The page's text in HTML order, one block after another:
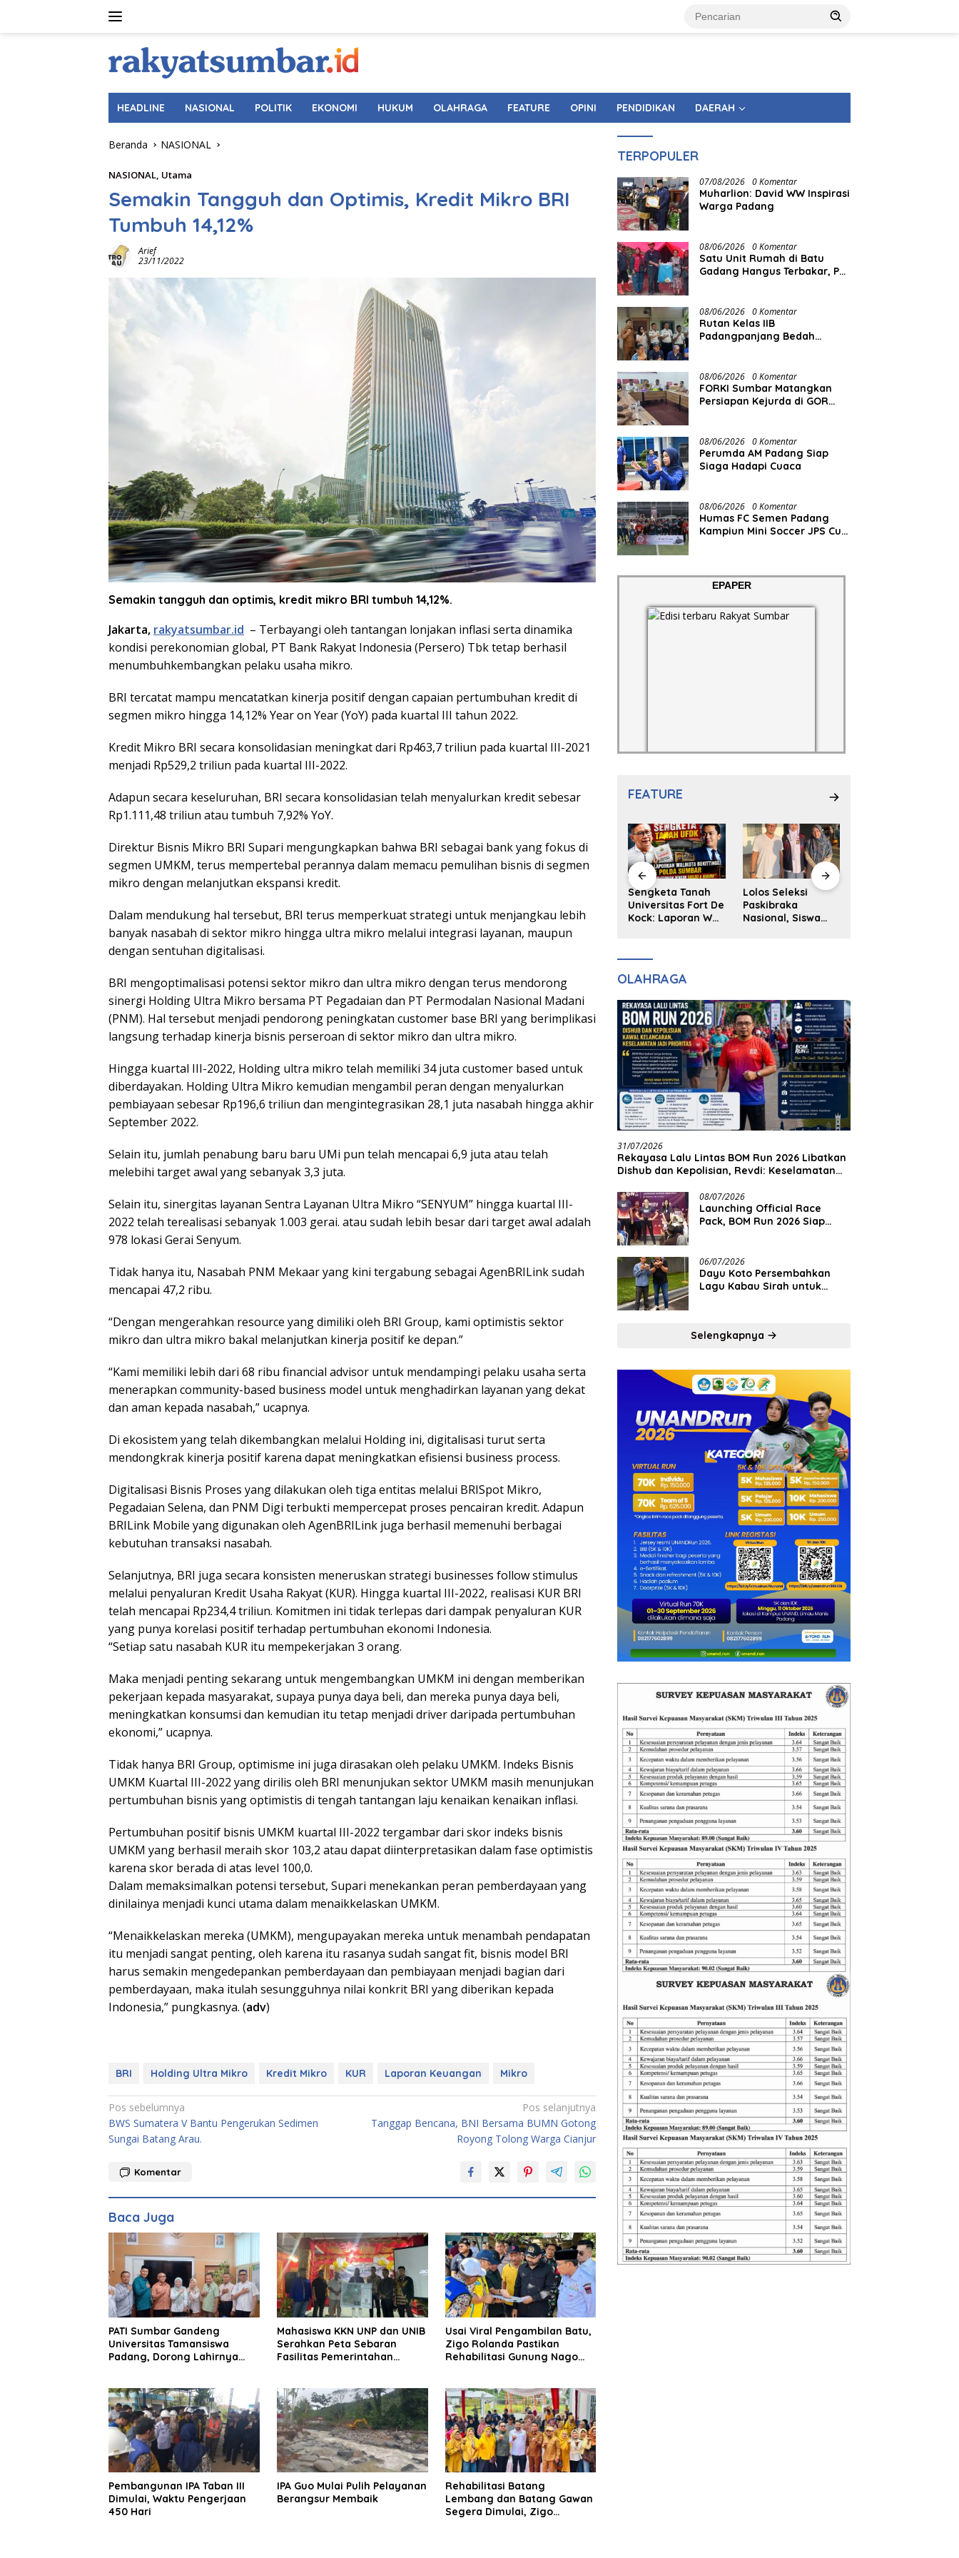
HEADLINE NASIONAL POLITIK EKONOMI HUKUM OLAHRAGA FEATURE OPINI PENDIDIKAN DAERAH
Beranda NASIONAL
NASIONAL, Utama
Semakin Tangguh dan Optimis, Kredit Mikro BRI
Tumbuh 14,12%
Arief
23/11/2022
Semakin tangguh dan optimis, kredit mikro BRI tumbuh 14,12%.
Jakarta, rakyatsumbar.id – Terbayangi oleh tantangan lonjakan inflasi serta dinamika
kondisi perekonomian global, PT Bank Rakyat Indonesia (Persero) Tbk tetap berhasil
menumbuhkembangkan pelaku usaha mikro.
BRI tercatat mampu mencatatkan kinerja positif dengan capaian pertumbuhan kredit di
segmen mikro hingga 14,12% Year on Year (YoY) pada kuartal III tahun 2022.
Kredit Mikro BRI secara konsolidasian meningkat dari Rp463,7 triliun pada kuartal III-2021
menjadi Rp529,2 triliun pada kuartal III-2022.
Adapun secara keseluruhan, BRI secara konsolidasian telah menyalurkan kredit sebesar
Rp1.111,48 triliun atau tumbuh 7,92% YoY.
Direktur Bisnis Mikro BRI Supari mengungkapkan bahwa BRI sebagai bank yang fokus di
segmen UMKM, terus mempertebal perannya dalam memacu pemulihan bisnis di segmen
mikro dengan melanjutkan ekspansi kredit.
Dalam mendukung hal tersebut, BRI terus memperkuat strategi untuk menjangkau lebih
banyak nasabah di sektor mikro hingga ultra mikro melalui integrasi layanan, maupun
dengan sentuhan digitalisasi.
BRI mengoptimalisasi potensi sektor mikro dan ultra mikro dengan terus mendorong
sinergi Holding Ultra Mikro bersama PT Pegadaian dan PT Permodalan Nasional Madani
(PNM). Hal tersebut menjadi pendorong peningkatan customer base BRI yang berimplikasi
langsung terhadap kinerja bisnis perseroan di sektor mikro dan ultra mikro.
Hingga kuartal III-2022, Holding ultra mikro telah memiliki 34 juta customer based untuk
diberdayakan. Holding Ultra Mikro kemudian mengambil peran dengan menyalurkan
pembiayaan sebesar Rp196,6 triliun dan mengintegrasikan 28,1 juta nasabah hingga akhir
September 2022.
Selain itu, jumlah penabung baru baru UMi pun telah mencapai 6,9 juta atau telah
melebihi target awal yang sebanyak 3,3 juta.
Selain itu, sinergitas layanan Sentra Layanan Ultra Mikro “SENYUM” hingga kuartal III-
2022 telah terealisasi sebanyak 1.003 gerai. atau sudah lebih besar dari target awal adalah
978 lokasi Gerai Senyum.
Tidak hanya itu, Nasabah PNM Mekaar yang kini tergabung sebagai AgenBRILink sudah
mencapai 47,2 ribu.
“Dengan mengerahkan resource yang dimiliki oleh BRI Group, kami optimistis sektor
mikro dan ultra mikro bakal melanjutkan kinerja positif ke depan.”
“Kami memiliki lebih dari 68 ribu financial advisor untuk mendampingi pelaku usaha serta
menerapkan community-based business model untuk menghadirkan layanan yang dekat
dan aman kepada nasabah,” ucapnya.
Di ekosistem yang telah dikembangkan melalui Holding ini, digitalisasi turut serta
mendongkrak kinerja positif karena dapat meningkatkan efisiensi business process.
Digitalisasi Bisnis Proses yang dilakukan oleh tiga entitas melalui BRISpot Mikro,
Pegadaian Selena, dan PNM Digi terbukti mempercepat proses pencairan kredit. Adapun
BRILink Mobile yang digunakan oleh AgenBRILink juga berhasil memenuhi berbagai
kebutuhan transaksi nasabah.
Selanjutnya, BRI juga secara konsisten meneruskan strategi businesses follow stimulus
melalui penyaluran Kredit Usaha Rakyat (KUR). Hingga kuartal III-2022, realisasi KUR BRI
telah mencapai Rp234,4 triliun. Komitmen ini tidak terlepas dari dampak penyaluran KUR
yang punya korelasi positif terhadap pertumbuhan ekonomi Indonesia.
“Setiap satu nasabah KUR itu mempekerjakan 3 orang.
Maka menjadi penting sekarang untuk mengembangkan UMKM ini dengan memberikan
pekerjaan kepada masyarakat, supaya punya daya beli, dan mereka punya daya beli,
meningkatkan konsumsi dan kemudian itu tetap menjadi driver daripada pertumbuhan
ekonomi,” ucapnya.
Tidak hanya BRI Group, optimisme ini juga dirasakan oleh pelaku UMKM. Indeks Bisnis
UMKM Kuartal III-2022 yang dirilis oleh BRI menunjukan sektor UMKM masih menunjukan
pertumbuhan bisnis yang optimistis di tengah tantangan laju kenaikan kenaikan inflasi.
Pertumbuhan positif bisnis UMKM kuartal III-2022 tergambar dari skor indeks bisnis
UMKM yang berhasil meraih skor 103,2 atau dapat diinterpretasikan dalam fase optimistis
karena skor berada di atas level 100,0.
Dalam memaksimalkan potensi tersebut, Supari menekankan peran pemberdayaan yang
dinilainya menjadi kunci utama dalam menaikkelaskan UMKM.
“Menaikkelaskan mereka (UMKM), mengupayakan mereka untuk menambah pendapatan
itu menjadi sangat penting, oleh karena itu rasanya sudah sangat fit, bisnis model BRI
harus semakin mengedepankan pemberdayaan dan pembiayaan menjadi bagian dari
pemberdayaan, maka itulah sesungguhnya nilai konkrit BRI yang diberikan kepada
Indonesia,” pungkasnya. (adv)
BRI Holding Ultra Mikro Kredit Mikro KUR Laporan Keuangan Mikro
Navigasi
pos
Pos sebelumnya
BWS Sumatera V Bantu Pengerukan Sedimen
Sungai Batang Arau.
Pos selanjutnya
Tanggap Bencana, BNI Bersama BUMN Gotong
Royong Tolong Warga Cianjur
Komentar
Baca Juga
PATI Sumbar Gandeng
Universitas Tamansiswa
Padang, Dorong Lahirnya
Mahasiswa KKN UNP dan UNIB
Serahkan Peta Sebaran
Fasilitas Pemerintahan
Usai Viral Pengambilan Batu,
Zigo Rolanda Pastikan
Rehabilitasi Gunung Nago
Pembangunan IPA Taban III
Dimulai, Waktu Pengerjaan
450 Hari
IPA Guo Mulai Pulih Pelayanan
Berangsur Membaik
Rehabilitasi Batang
Lembang dan Batang Gawan
Segera Dimulai, Zigo
TERPOPULER
07/08/2026 0 Komentar
Muharlion: David WW Inspirasi
Warga Padang
08/06/2026 0 Komentar
Satu Unit Rumah di Batu
Gadang Hangus Terbakar, PT
08/06/2026 0 Komentar
Rutan Kelas IIB
Padangpanjang Bedah
08/06/2026 0 Komentar
FORKI Sumbar Matangkan
Persiapan Kejurda di GOR
08/06/2026 0 Komentar
Perumda AM Padang Siap
Siaga Hadapi Cuaca
08/06/2026 0 Komentar
Humas FC Semen Padang
Kampiun Mini Soccer JPS Cup
EPAPER
FEATURE
Padangpanjang
999 Karya
Sulaiman Juned:
Lalu untuk Masa
Depan
Rumus Sederhana
Menulis Bahasa
Padang, Pedagang
dan Pengrajin
Tetap Bertahan
Sengketa Tanah
Universitas Fort De
Kock: Laporan Wali
Harapan Akan
Lolos Seleksi
Paskibraka
Nasional, Siswa
OLAHRAGA
31/07/2026
Rekayasa Lalu Lintas BOM Run 2026 Libatkan
Dishub dan Kepolisian, Revdi: Keselamatan
08/07/2026
Launching Official Race
Pack, BOM Run 2026 Siap
06/07/2026
Dayu Koto Persembahkan
Lagu Kabau Sirah untuk
Selengkapnya